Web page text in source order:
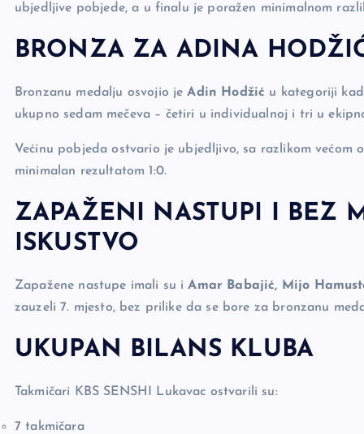
ubjedljive pobjede, a u finalu je poražen minimalnom
BRONZA ZA ADINA
Bronzanu medalju osvojio jeAdin Hodžić u kategoriji
ukupno sedam mečeva – četiri u individualnoj i tri u
Većinu pobjeda ostvario je ubjedljivo, sa razlikom
minimalan rezultatom 1:0.
ZAPAŽENI NASTUPI I BEZ
ISKUSTVO
Zapažene nastupe imali su iAmar Babajić, Mijo
zauzeli 7. mjesto, bez prilike da se bore za bronzanu
UKUPAN BILANS KLUBA
Takmičari KBS SENSHI Lukavac ostvarili su:
7 takmičara